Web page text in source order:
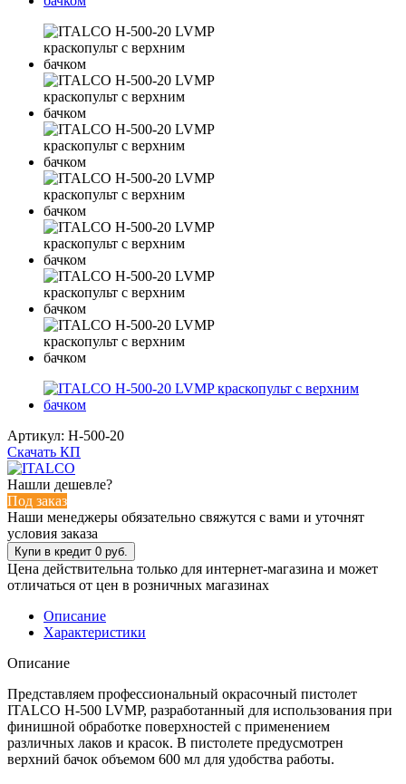
Артикул: H-500-20
Скачать КП
Нашли дешевле?
Под заказ
Наши менеджеры обязательно свяжутся с вами и уточнят
условия заказа
Цена действительна только для интернет-магазина и может
отличаться от цен в розничных магазинах
Описание
Характеристики
Описание
Представляем профессиональный окрасочный пистолет
ITALCO H-500 LVMP, разработанный для использования при
финишной обработке поверхностей с применением
различных лаков и красок. В пистолете предусмотрен
верхний бачок объемом 600 мл для удобства работы.